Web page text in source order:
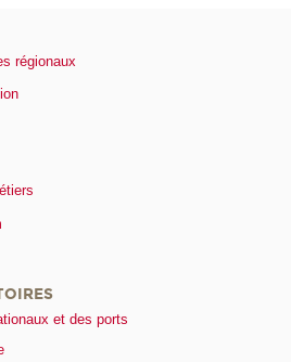
régionaux
et des ports